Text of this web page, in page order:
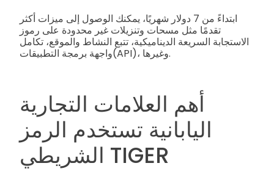
ابتداءً من 7 دولار شهريًا، يمكنك الوصول إلى ميزات أكثر
تقدمًا مثل مسحات وتنزيلات غير محدودة على رموز
الاستجابة السريعة الديناميكية، تتبع النشاط والموقع، تكامل
واجهة برمجة التطبيقات(API)، وغيرها.
أهم العلامات التجارية
اليابانية تستخدم الرمز
الشريطي TIGER